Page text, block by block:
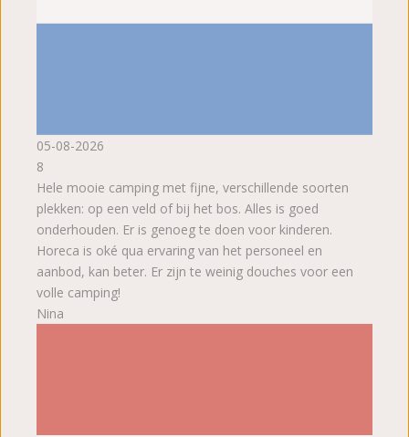
05-08-2026
8
Hele mooie camping met fijne, verschillende soorten
plekken: op een veld of bij het bos. Alles is goed
onderhouden. Er is genoeg te doen voor kinderen.
Horeca is oké qua ervaring van het personeel en
aanbod, kan beter. Er zijn te weinig douches voor een
volle camping!
Nina